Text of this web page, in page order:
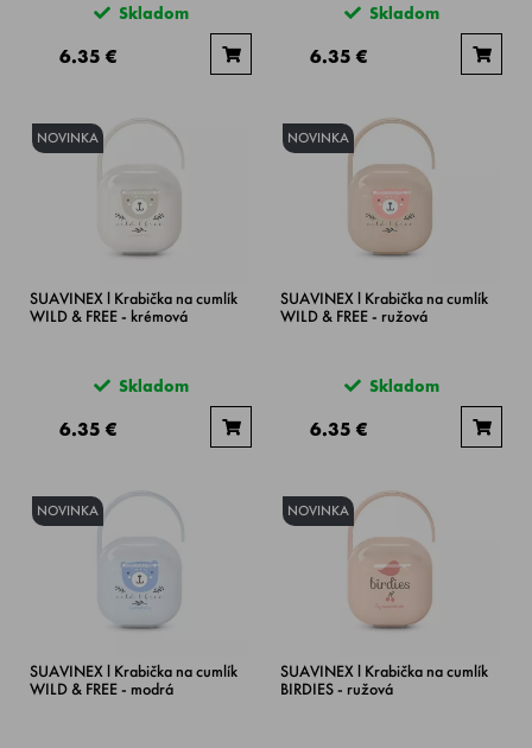
Skladom
6.35 €
Skladom
6.35 €
NOVINKA
SUAVINEX l Krabička na cumlík
WILD & FREE - krémová
Skladom
6.35 €
NOVINKA
SUAVINEX l Krabička na cumlík
WILD & FREE - ružová
Skladom
6.35 €
NOVINKA
SUAVINEX l Krabička na cumlík
WILD & FREE - modrá
NOVINKA
SUAVINEX l Krabička na cumlík
BIRDIES - ružová